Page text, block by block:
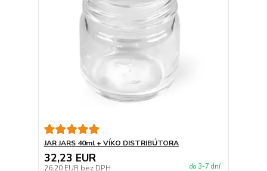
JAR JARS 40ml + VÍKO DISTRIBÚTORA
32,23 EUR
26,20 EUR bez DPH do 3-7 dní